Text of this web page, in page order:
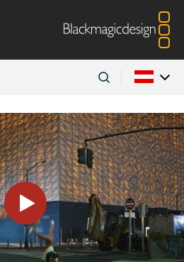
Australia
Brazil
China
Finland